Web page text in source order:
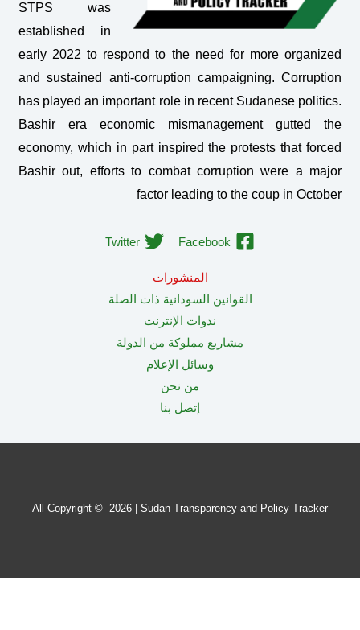
STPS was
established in
early 2022 to respond to the need for more organized
and sustained anti-corruption campaigning. Corruption
has played an important role in recent Sudanese politics.
Bashir era economic mismanagement gutted the
economy, which in part inspired the protests that forced
Bashir out, efforts to combat corruption were a major
factor leading to the coup in October
Facebook
Twitter
المنشورات
القوانين السودانية ذات الصلة
ندوات الإنترنت
مشاريع مملوكة من الدولة
وسائل الإعلام
من نحن
إتصل بنا
All Copyright © 2026 | Sudan Transparency and Policy Tracker